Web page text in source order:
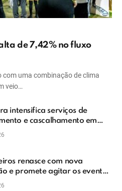
de 7,42% no fluxo
uma combinação de clima
veio…
intensifica serviços de
e cascalhamento em
renasce com nova
e promete agitar os eventos
Sul da Bahia